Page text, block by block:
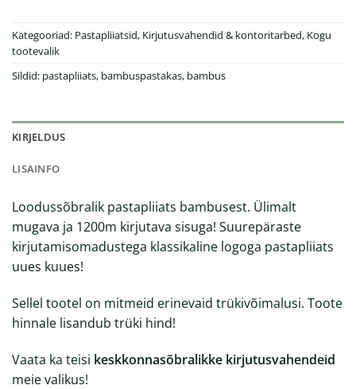
Kategooriad: Pastapliiatsid, Kirjutusvahendid & kontoritarbed, Kogu
tootevalik
Sildid: pastapliiats, bambuspastakas, bambus
KIRJELDUS
LISAINFO
Loodussõbralik pastapliiats bambusest. Ülimalt
mugava ja 1200m kirjutava sisuga! Suurepäraste
kirjutamisomadustega klassikaline logoga pastapliiats
uues kuues!
Sellel tootel on mitmeid erinevaid trükivõimalusi. Toote
hinnale lisandub trüki hind!
Vaata ka teisi keskkonnasõbralikke kirjutusvahendeid
meie valikus!